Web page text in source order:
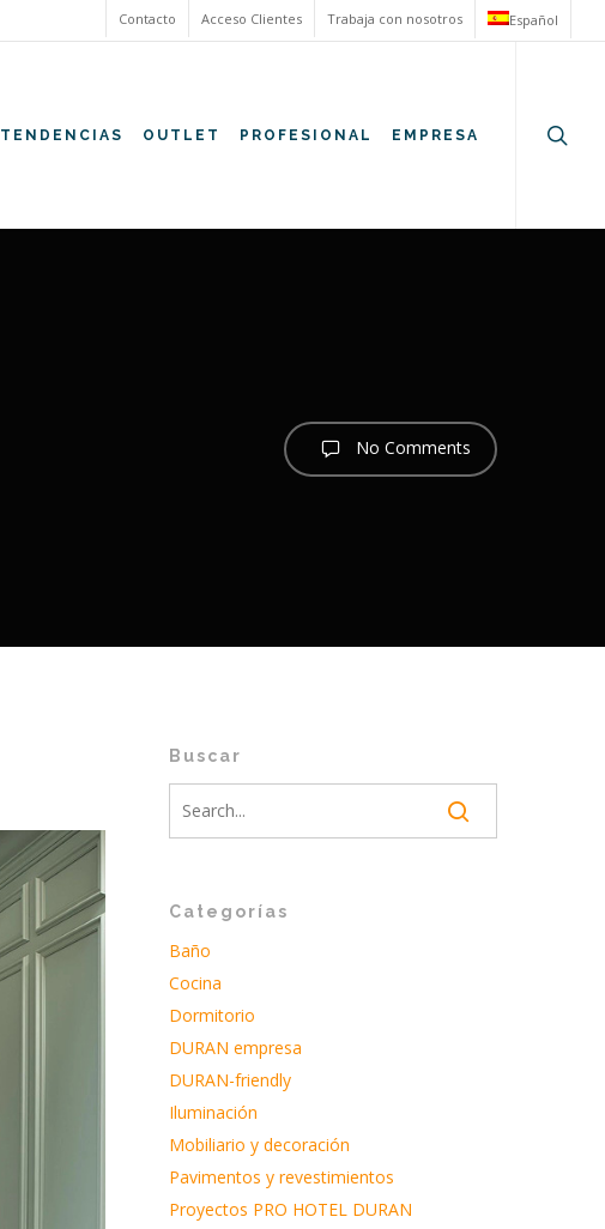
Contacto Acceso Clientes Trabaja con nosotros Español
TENDENCIAS OUTLET PROFESIONAL EMPRESA
No Comments
Buscar
Categorías
Baño
Cocina
Dormitorio
DURAN empresa
DURAN-friendly
Iluminación
Mobiliario y decoración
Pavimentos y revestimientos
Proyectos PRO HOTEL DURAN